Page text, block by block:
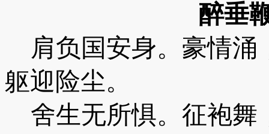
醉垂
肩负国安身。豪情
躯迎险尘。
舍生无所惧。征袍舞